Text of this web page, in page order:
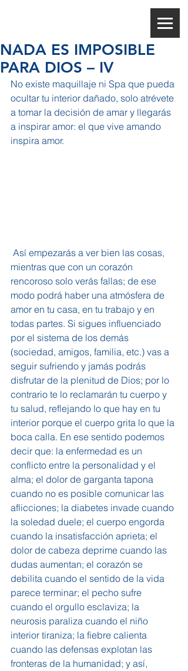
NADA ES IMPOSIBLE
PARA DIOS – IV
No existe maquillaje ni Spa que pueda
ocultar tu interior dañado, solo atrévete
a tomar la decisión de amar y llegarás
a inspirar amor: el que vive amando
inspira amor.
mientras que con un corazón
rencoroso solo verás fallas; de ese
modo podrá haber una atmósfera de
amor en tu casa, en tu trabajo y en
todas partes. Si sigues influenciado
por el sistema de los demás
(sociedad, amigos, familia, etc.) vas a
seguir sufriendo y jamás podrás
disfrutar de la plenitud de Dios; por lo
contrario te lo reclamarán tu cuerpo y
tu salud, reflejando lo que hay en tu
interior porque el cuerpo grita lo que la
boca calla. En ese sentido podemos
decir que: la enfermedad es un
conflicto entre la personalidad y el
alma; el dolor de garganta tapona
cuando no es posible comunicar las
aflicciones; la diabetes invade cuando
la soledad duele; el cuerpo engorda
cuando la insatisfacción aprieta; el
dolor de cabeza deprime cuando las
dudas aumentan; el corazón se
debilita cuando el sentido de la vida
parece terminar; el pecho sufre
cuando el orgullo esclaviza; la
neurosis paraliza cuando el niño
interior tiraniza; la fiebre calienta
cuando las defensas explotan las
fronteras de la humanidad; y así,